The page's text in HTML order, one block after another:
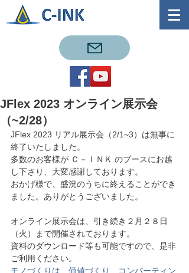
JFlex 2023 オンライン展示会
（~2/28）
JFlex 2023 リアル展示会（2/1~3）は無事に
終了いたしました。
多数のお客様が Ｃ－ＩＮＫ のブースにお越
し下さり、大変感謝しております。
おかげ様で、盛況のうちに終えることができ
ました。ありがとうございました。
オンライン展示会は、引き続き２月２８日
（火）まで開催されております。
資料のダウンロード等も可能ですので、是非
ご利用ください。
モノづくりは、価値づくり　コンバーティン